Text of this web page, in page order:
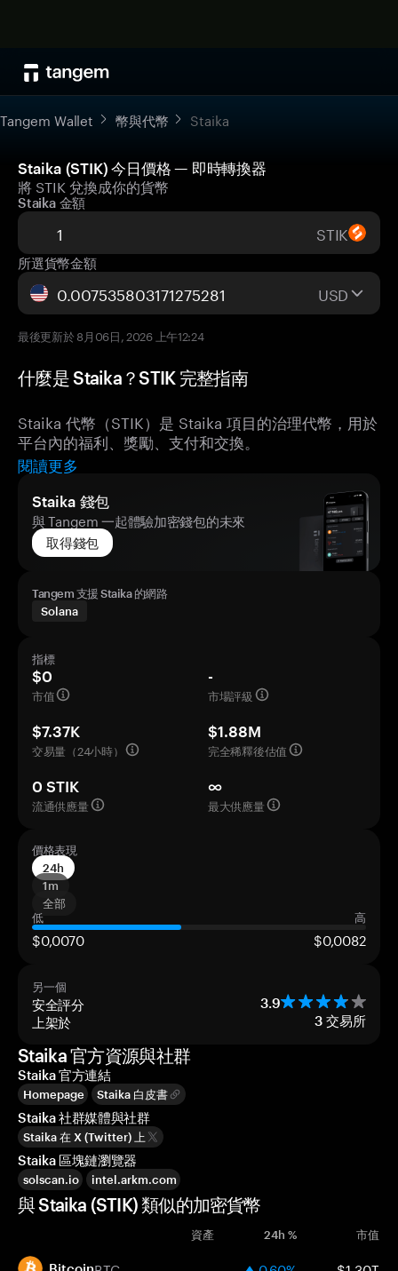
Tangem Wallet 幣與代幣 Staika
Staika (STIK) 今日價格 — 即時轉換器
將 STIK 兌換成你的貨幣
Staika 金額
STIK
所選貨幣金額
USD
最後更新於 8月06日, 2026 上午12:24
什麼是 Staika？STIK 完整指南
Staika 代幣（STIK）是 Staika 項目的治理代幣，用於
平台內的福利、獎勵、支付和交換。
閱讀更多
Staika 錢包
與 Tangem 一起體驗加密錢包的未來
取得錢包
Tangem 支援 Staika 的網路
Solana
指標
$0
市值
-
市場評級
$7.37K
交易量（24小時）
$1.88M
完全稀釋後估值
0 STIK
流通供應量
∞
最大供應量
價格表現
24h
1m
全部
低
高
$0,0070 $0,0082
另一個
安全評分 3.9
上架於 3 交易所
Staika 官方資源與社群
Staika 官方連結
Homepage Staika 白皮書
Staika 社群媒體與社群
Staika 在 X (Twitter) 上
Staika 區塊鏈瀏覽器
solscan.io intel.arkm.com
與 Staika (STIK) 類似的加密貨幣
資產 24h % 市值